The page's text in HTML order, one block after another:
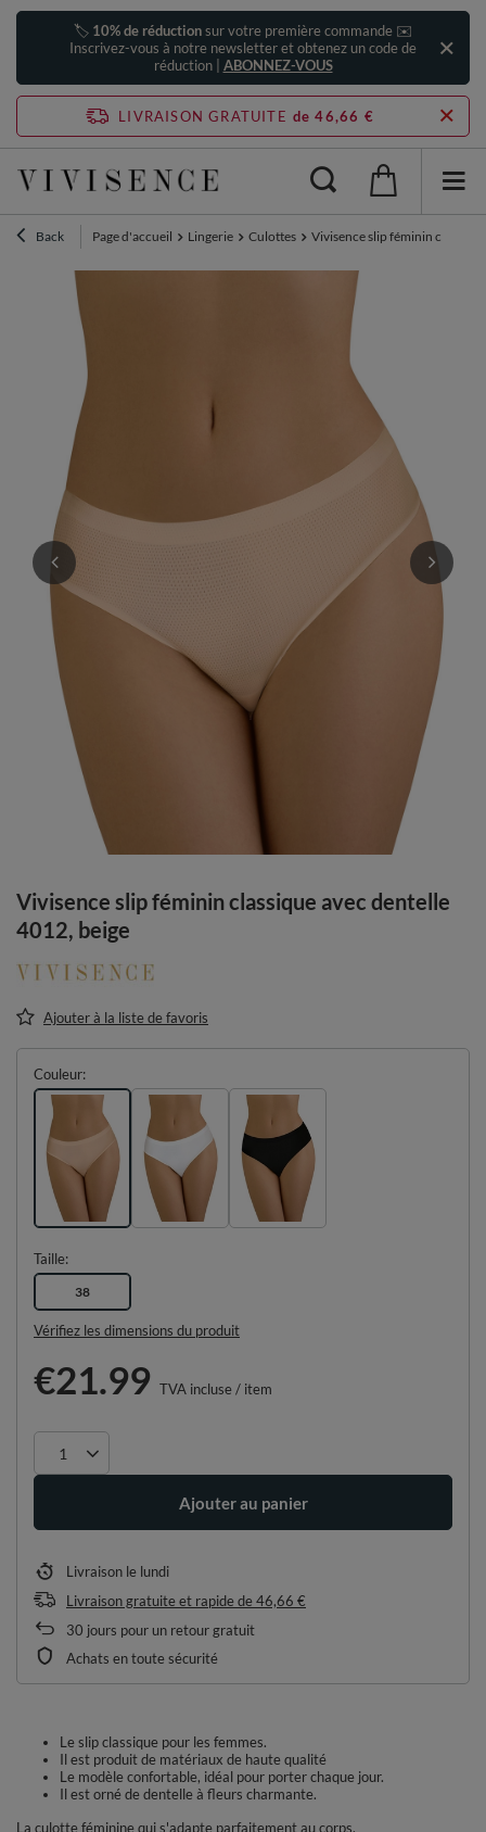
🏷️ 10% de réductionsur votre première commande ✉️
Inscrivez-vous à notre newsletter et obtenez un code de
réduction | ABONNEZ-VOUS
LIVRAISON GRATUITE de 46,66 €
Back Page d'accueil Lingerie Culottes Vivisence slip féminin
Vivisence slip féminin classique avec dentelle
4012, beige
Ajouter à la liste de favoris
Couleur
Taille
38
Vérifiez les dimensions du produit
€21.99 TVA incluse/ item
Ajouter au panier
Livraison le lundi
Livraison gratuite et rapidede46,66 €
30 jours pour un retour gratuit
Achats en toute sécurité
Le slip classique pour les femmes.
Il est produit de matériaux de haute qualité
Le modèle confortable, idéal pour porter chaque jour.
Il est orné de dentelle à fleurs charmante.
La culotte féminine qui s'adapte parfaitement au corps.